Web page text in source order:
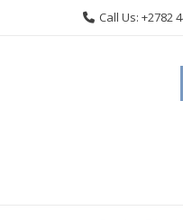
Call Us: +2782